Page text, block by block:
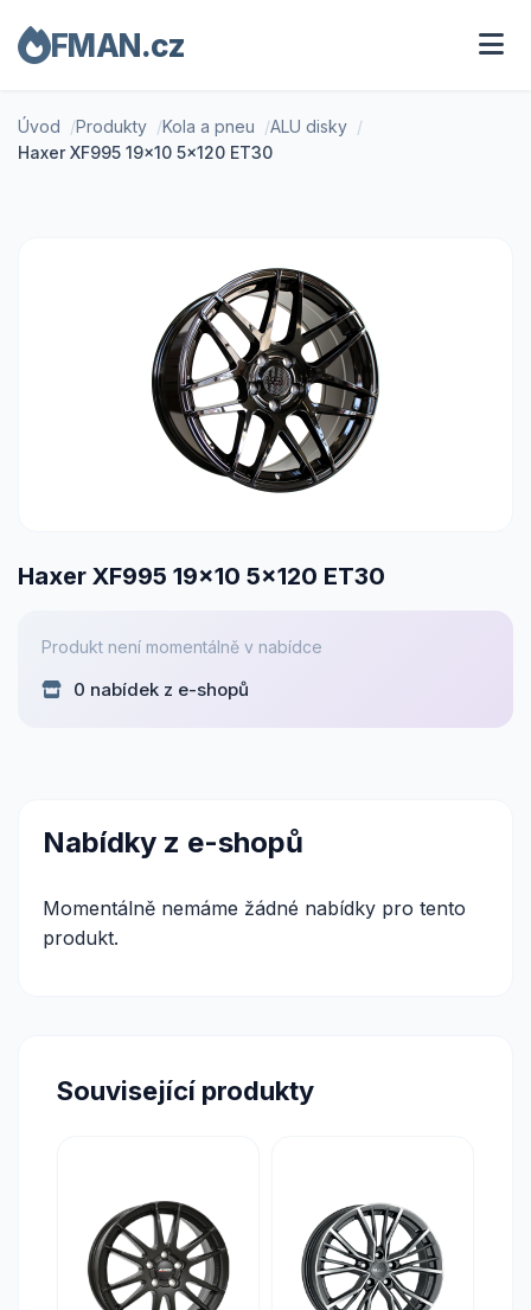
FMAN.cz
Úvod Produkty Kola a pneu
ALU disky
Haxer XF995 19x10 5x120 ET30
Haxer XF995 19x10 5x120 ET30
Produkt není momentálně v nabídce
0 nabídek z e-shopů
Nabídky z e-shopů
Momentálně nemáme žádné nabídky pro tento
produkt.
Související produkty